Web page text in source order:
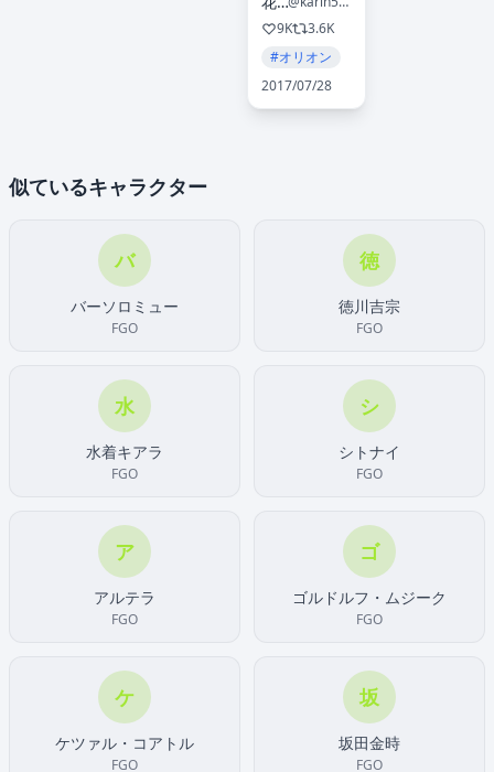
9K
3.6K
#オリオン
2017/07/28
似ているキャラクター
バ
バーソロミュー
FGO
徳
徳川吉宗
FGO
水
水着キアラ
FGO
シ
シトナイ
FGO
ア
アルテラ
FGO
ゴ
ゴルドルフ・ムジーク
FGO
ケ
ケツァル・コアトル
FGO
坂
坂田金時
FGO